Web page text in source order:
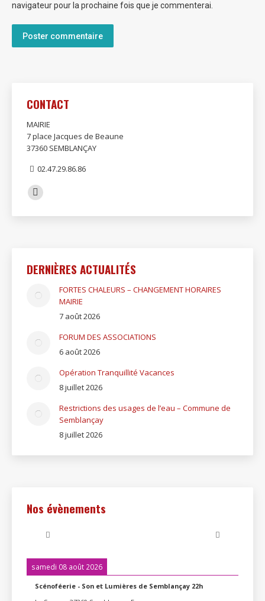
navigateur pour la prochaine fois que je commenterai.
Poster commentaire
CONTACT
MAIRIE
7 place Jacques de Beaune
37360 SEMBLANÇAY
02.47.29.86.86
Trouvez nous sur :
Facebook
page
window
DERNIÈRES ACTUALITÉS
FORTES CHALEURS – CHANGEMENT HORAIRES
MAIRIE
7 août 2026
FORUM DES ASSOCIATIONS
6 août 2026
Opération Tranquillité Vacances
8 juillet 2026
Restrictions des usages de l’eau – Commune de
Semblançay
8 juillet 2026
Nos évènements
samedi 08 août 2026
Scénoféerie - Son et Lumières de Semblançay 22h